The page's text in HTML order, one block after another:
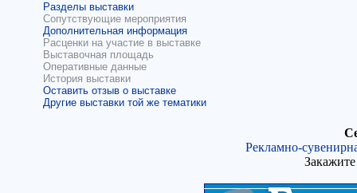
Разделы выставки
Сопутствующие мероприятия
Дополнительная информация
Расценки на участие в выставке
Выставочная площадь
Оперативные данные
История выставки
Оставить отзыв о выставке
Другие выставки той же тематики
Рекламно-